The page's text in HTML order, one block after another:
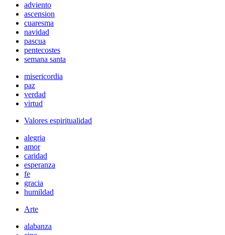
adviento
ascension
cuaresma
navidad
pascua
pentecostes
semana santa
misericordia
paz
verdad
virtud
Valores espiritualidad
alegria
amor
caridad
esperanza
fe
gracia
humildad
Arte
alabanza